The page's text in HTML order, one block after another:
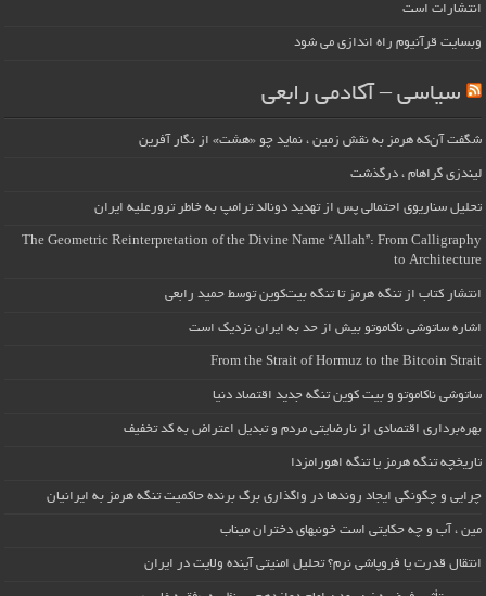
انتشارات است
وبسایت قرآنیوم راه اندازی می شود
سیاسی – آکادمی رابعی
شگفت آن‌که هرمز به نقش زمین ، نماید چو «هشت» از نگار آفرین
لیندزی گراهام ، درگذشت
تحلیل سناریوی احتمالی پس از تهدید دونالد ترامپ به خاطر ترورعلیه ایران
The Geometric Reinterpretation of the Divine Name “Allah”: From Calligraphy
to Architecture
انتشار کتاب از تنگه هرمز تا تنگه بیت‌کوین توسط حمید رابعی
اشاره ساتوشی ناکاموتو بیش از حد به ایران نزدیک است
From the Strait of Hormuz to the Bitcoin Strait
ساتوشی ناکاموتو و بیت کوین تنگه جدید اقتصاد دنیا
بهره‌برداری اقتصادی از نارضایتی مردم و تبدیل اعتراض به کد تخفیف
تاریخچه تنگه هرمز یا تنگه اهورامزدا
چرایی و چگونگی ایجاد روندها در واگذاری برگ برنده حاکمیت تنگه هرمز به ایرانیان
مین ، آب و چه حکایتی است خونبهای دختران میناب
انتقال قدرت یا فروپاشی نرم؟ تحلیل امنیتی آینده ولایت در ایران